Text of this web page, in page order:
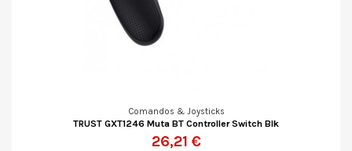
Comandos & Joysticks
TRUST GXT1246 Muta BT Controller Switch Blk
26,21 €